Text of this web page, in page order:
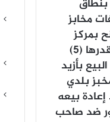
بنطاق
ما بين (79) محضر مخالفات مخابز
بمركز
أشمون ضد صاحب مخزن لتجارة المواد الغذائية بناحية سنتريس لحيازته كمية قدرها (5)
بأزيد
بلدي
بقصد إعادة بيعه
ضد صاحب